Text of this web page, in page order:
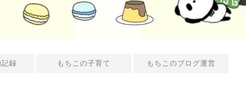
記録 もちこの子育て もちこのブログ運営